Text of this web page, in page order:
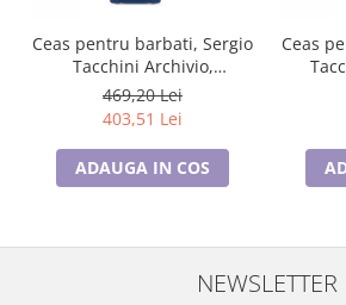
Ceas pentru barbati, Sergio
Tacchini Archivio,
ST.1.10186.4
469,20 Lei
403,51 Lei
ADAUGA IN COS
Ceas
NEWSLETTER